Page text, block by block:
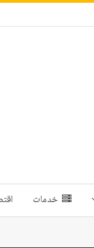
خدمات